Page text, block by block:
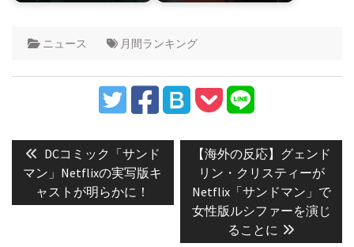
ニュース 月間ランキング
稿
ナ
Previous
post:
DCコミック「サンド
マン」Netflixの実写版キ
ャストが明らかに！
Next
post:
【海外の反応】グェンド
リン・クリスティーが
Netflix「サンドマン」で
女性版ルシファーを演じ
ることに